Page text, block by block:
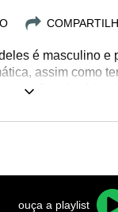
é masculino
assim como
Cassius
e
que você
ouça a playlist